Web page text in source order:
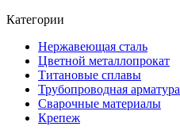
Категории
Нержавеющая сталь
Цветной металлопрокат
Титановые сплавы
Трубопроводная арматура
Сварочные материалы
Крепеж